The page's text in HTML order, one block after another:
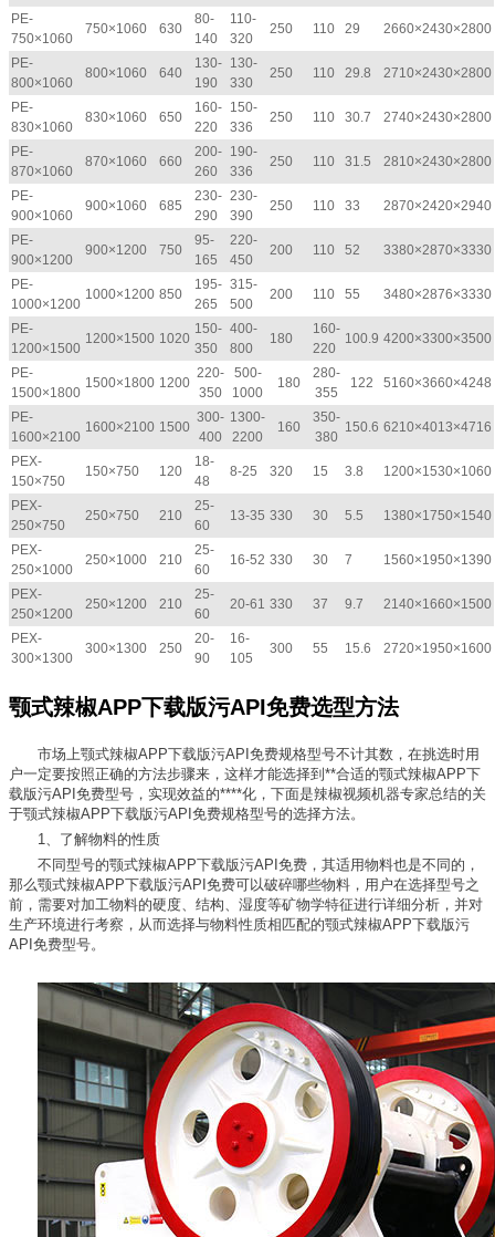
PE-
750×1060
750×1060 630
80-
140
110-
320
250 110 29 2660×2430×2800
PE-
800×1060
800×1060 640
130-
190
130-
330
250 110 29.8 2710×2430×2800
PE-
830×1060
830×1060 650
160-
220
150-
336
250 110 30.7 2740×2430×2800
PE-
870×1060
870×1060 660
200-
260
190-
336
250 110 31.5 2810×2430×2800
PE-
900×1060
900×1060 685
230-
290
230-
390
250 110 33 2870×2420×2940
PE-
900×1200
900×1200 750
95-
165
220-
450
200 110 52 3380×2870×3330
PE-
1000×1200
1000×1200 850
195-
265
315-
500
200 110 55 3480×2876×3330
PE-
1200×1500
1200×1500 1020
150-
350
400-
800
180
160-
220
100.9 4200×3300×3500
PE-
1500×1800
1500×1800 1200
220-
350
500-
1000
180
280-
355
122 5160×3660×4248
PE-
1600×2100
1600×2100 1500
300-
400
1300-
2200
160
350-
380
150.6 6210×4013×4716
PEX-
150×750
150×750 120
18-
48
8-25 320 15 3.8 1200×1530×1060
PEX-
250×750
250×750 210
25-
60
13-35 330 30 5.5 1380×1750×1540
PEX-
250×1000
250×1000 210
25-
60
16-52 330 30 7 1560×1950×1390
PEX-
250×1200
250×1200 210
25-
60
20-61 330 37 9.7 2140×1660×1500
PEX-
300×1300
300×1300 250
20-
90
16-
105
300 55 15.6 2720×1950×1600
颚式辣椒APP下载版污API免费选型方法
市场上颚式辣椒APP下载版污API免费规格型号不计其数，在挑选时用
户一定要按照正确的方法步骤来，这样才能选择到**合适的颚式辣椒APP下
载版污API免费型号，实现效益的****化，下面是辣椒视频机器专家总结的关
于颚式辣椒APP下载版污API免费规格型号的选择方法。
1、了解物料的性质
不同型号的颚式辣椒APP下载版污API免费，其适用物料也是不同的，
那么颚式辣椒APP下载版污API免费可以破碎哪些物料，用户在选择型号之
前，需要对加工物料的硬度、结构、湿度等矿物学特征进行详细分析，并对
生产环境进行考察，从而选择与物料性质相匹配的颚式辣椒APP下载版污
API免费型号。